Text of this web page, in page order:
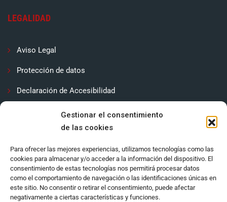
Gestionar el consentimiento
de las cookies
Para ofrecer las mejores experiencias, utilizamos tecnologías como las
cookies para almacenar y/o acceder a la información del dispositivo. El
consentimiento de estas tecnologías nos permitirá procesar datos
como el comportamiento de navegación o las identificaciones únicas en
este sitio. No consentir o retirar el consentimiento, puede afectar
negativamente a ciertas características y funciones.
LEGALIDAD
Aviso Legal
Protección de datos
Declaración de Accesibilidad
Política de cookies (UE)